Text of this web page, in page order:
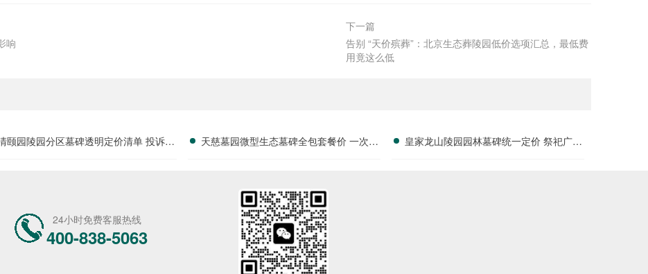
响
下一篇
告别 “天价殡葬”：北京生态葬陵园低价选项汇总，最低费
用竟这么低
颐园陵园分区墓碑透明定价清单 投诉维
天慈墓园微型生态墓碑全包套餐价 一次性
皇家龙山陵园园林墓碑统一定价 祭祀广场
24小时免费客服热线
400-838-5063